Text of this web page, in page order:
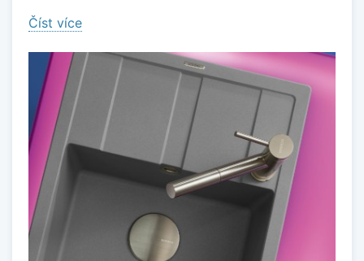
Číst více